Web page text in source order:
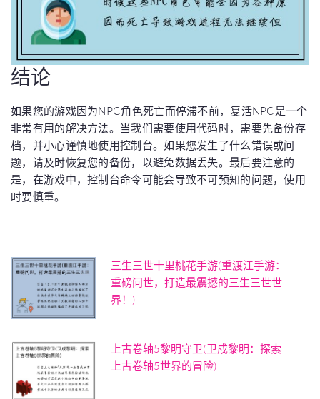
结论
如果您的游戏因为NPC角色死亡而停滞不前，复活NPC是一个
非常有用的解决方法。当我们需要使用代码时，需要先备份存
档，并小心谨慎地使用控制台。如果您发生了什么错误或问
题，请及时恢复您的备份，以避免数据丢失。最后要注意的
是，在游戏中，控制台命令可能会导致不可预知的问题，使用
时要慎重。
三生三世十里桃花手游(重渡江手游：
重磅问世，打造最震撼的三生三世世
界！)
上古卷轴5黎明守卫(卫戍黎明：探索
上古卷轴5世界的冒险)